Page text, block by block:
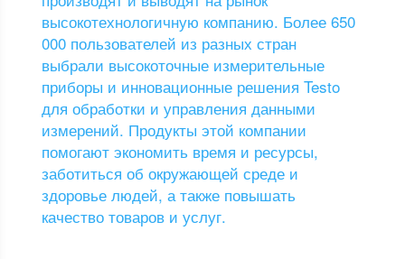
высокотехнологичную компанию. Более 650
000 пользователей из разных стран
выбрали высокоточные измерительные
приборы и инновационные решения Testo
для обработки и управления данными
измерений. Продукты этой компании
помогают экономить время и ресурсы,
заботиться об окружающей среде и
здоровье людей, а также повышать
качество товаров и услуг.